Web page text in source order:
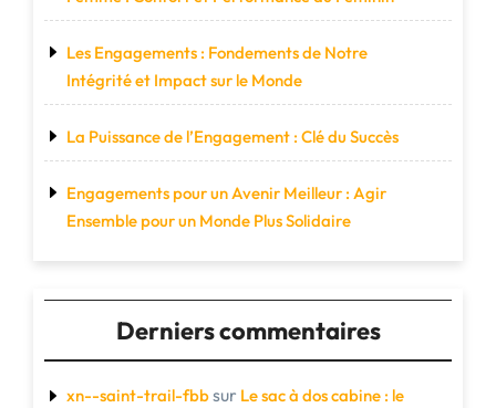
Les Engagements : Fondements de Notre
Intégrité et Impact sur le Monde
La Puissance de l’Engagement : Clé du Succès
Engagements pour un Avenir Meilleur : Agir
Ensemble pour un Monde Plus Solidaire
Derniers commentaires
xn--saint-trail-fbbsur Le sac à dos cabine : le